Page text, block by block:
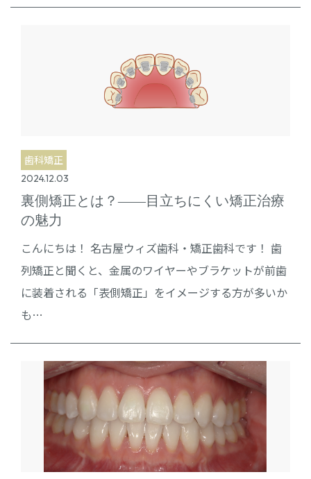
歯科矯正
2024.12.03
裏側矯正とは？――目立ちにくい矯正治療
の魅力
こんにちは！ 名古屋ウィズ歯科・矯正歯科です！ 歯
列矯正と聞くと、金属のワイヤーやブラケットが前歯
に装着される「表側矯正」をイメージする方が多いか
も…